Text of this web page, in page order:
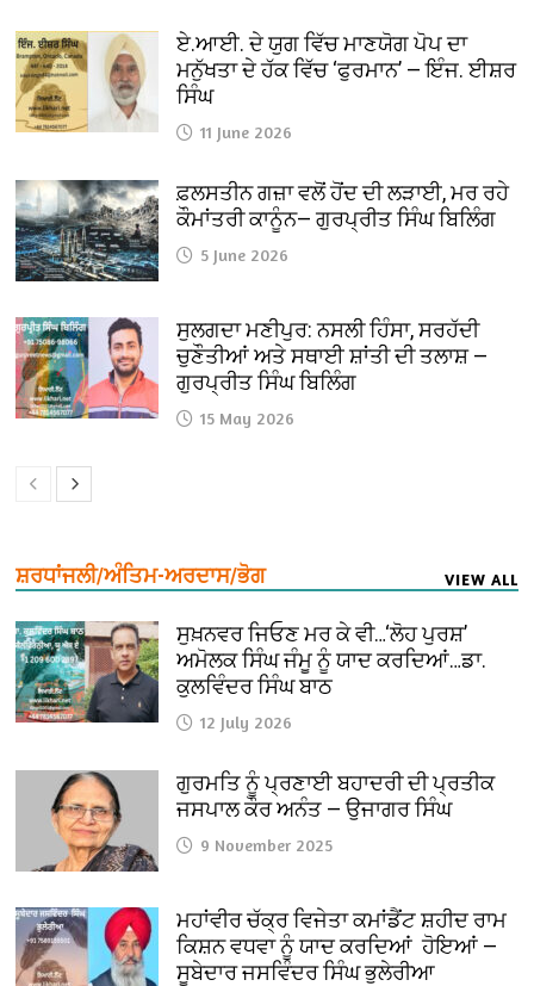
ਏ.ਆਈ. ਦੇ ਯੁਗ ਵਿੱਚ ਮਾਣਯੋਗ ਪੋਪ ਦਾ
ਮਨੁੱਖਤਾ ਦੇ ਹੱਕ ਵਿੱਚ ‘ਫੁਰਮਾਨ’ — ਇੰਜ. ਈਸ਼ਰ
ਸਿੰਘ
11 June 2026
ਫ਼ਲਸਤੀਨ ਗਜ਼ਾ ਵਲੋਂ ਹੋਂਦ ਦੀ ਲੜਾਈ, ਮਰ ਰਹੇ
ਕੌਮਾਂਤਰੀ ਕਾਨੂੰਨ— ਗੁਰਪ੍ਰੀਤ ਸਿੰਘ ਬਿਲਿੰਗ
5 June 2026
ਸੁਲਗਦਾ ਮਣੀਪੁਰ: ਨਸਲੀ ਹਿੰਸਾ, ਸਰਹੱਦੀ
ਚੁਣੌਤੀਆਂ ਅਤੇ ਸਥਾਈ ਸ਼ਾਂਤੀ ਦੀ ਤਲਾਸ਼ —
ਗੁਰਪ੍ਰੀਤ ਸਿੰਘ ਬਿਲਿੰਗ
15 May 2026
ਸ਼ਰਧਾਂਜਲੀ/ਅੰਤਿਮ-ਅਰਦਾਸ/ਭੋਗ VIEW ALL
ਸੁਖ਼ਨਵਰ ਜਿਓਣ ਮਰ ਕੇ ਵੀ…‘ਲੋਹ ਪੁਰਸ਼’
ਅਮੋਲਕ ਸਿੰਘ ਜੰਮੂ ਨੂੰ ਯਾਦ ਕਰਦਿਆਂ…ਡਾ.
ਕੁਲਵਿੰਦਰ ਸਿੰਘ ਬਾਠ
12 July 2026
ਗੁਰਮਤਿ ਨੂੰ ਪ੍ਰਣਾਈ ਬਹਾਦਰੀ ਦੀ ਪ੍ਰਤੀਕ
ਜਸਪਾਲ ਕੌਰ ਅਨੰਤ — ਉਜਾਗਰ ਸਿੰਘ
9 November 2025
ਮਹਾਂਵੀਰ ਚੱਕ੍ਰ ਵਿਜੇਤਾ ਕਮਾਂਡੈਂਟ ਸ਼ਹੀਦ ਰਾਮ
ਕਿਸ਼ਨ ਵਧਵਾ ਨੂੰ ਯਾਦ ਕਰਦਿਆਂ ਹੋਇਆਂ —
ਸੂਬੇਦਾਰ ਜਸਵਿੰਦਰ ਸਿੰਘ ਭੁਲੇਰੀਆ